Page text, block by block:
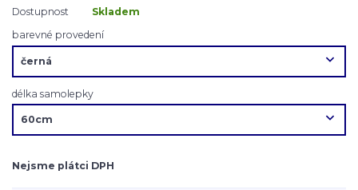
Dostupnost
Skladem
barevné provedení
délka samolepky
Nejsme plátci DPH